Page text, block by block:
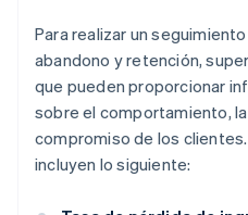
Para realizar un
abandono y retención,
que pueden proporcionar
sobre el comportamiento,
compromiso de los
incluyen lo siguiente: